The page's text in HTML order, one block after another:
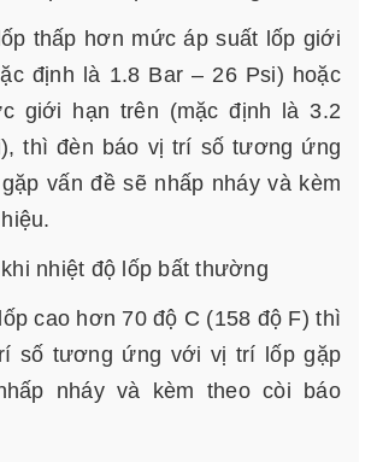
thấp hơn mức áp suất lốp giới
định là 1.8 Bar – 26 Psi) hoặc
giới hạn trên (mặc định là 3.2
thì đèn báo vị trí số tương ứng
vấn đề sẽ nhấp nháy và kèm
nhiệt độ lốp bất thường
cao hơn 70 độ C (158 độ F) thì
số tương ứng với vị trí lốp gặp
nháy và kèm theo còi báo